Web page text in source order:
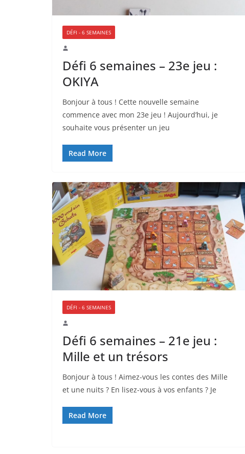
DÉFI - 6 SEMAINES
Défi 6 semaines – 23e jeu :
OKIYA
Bonjour à tous ! Cette nouvelle semaine
commence avec mon 23e jeu ! Aujourd’hui, je
souhaite vous présenter un jeu
Read More
DÉFI - 6 SEMAINES
Défi 6 semaines – 21e jeu :
Mille et un trésors
Bonjour à tous ! Aimez-vous les contes des Mille
et une nuits ? En lisez-vous à vos enfants ? Je
Read More